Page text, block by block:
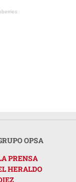
OPSA
PRENSA
HERALDO